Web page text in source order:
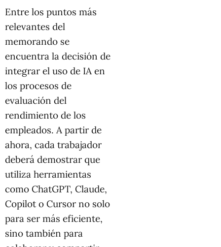
Entre los puntos más
relevantes del
memorando se
encuentra la decisión de
integrar el uso de IA en
los procesos de
evaluación del
rendimiento de los
empleados. A partir de
ahora, cada trabajador
deberá demostrar que
utiliza herramientas
como ChatGPT, Claude,
Copilot o Cursor no solo
para ser más eficiente,
sino también para